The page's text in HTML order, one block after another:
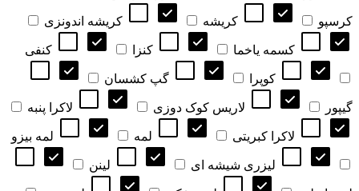
کرسپو کریشه کریشه اندونزی
کسمه یاخما کنزا کنفی
کوپرا گپ کشسان
گیپور لاریس کوک دوزی لاکرا پنبه
لاکرا کبریتی لمه لمه بیزو
لیزری شیشه ای لینن